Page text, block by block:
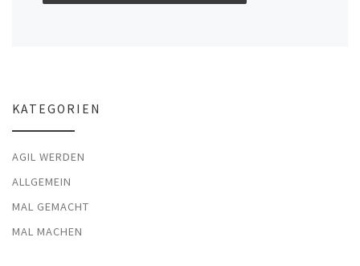
KATEGORIEN
AGIL WERDEN
ALLGEMEIN
MAL GEMACHT
MAL MACHEN